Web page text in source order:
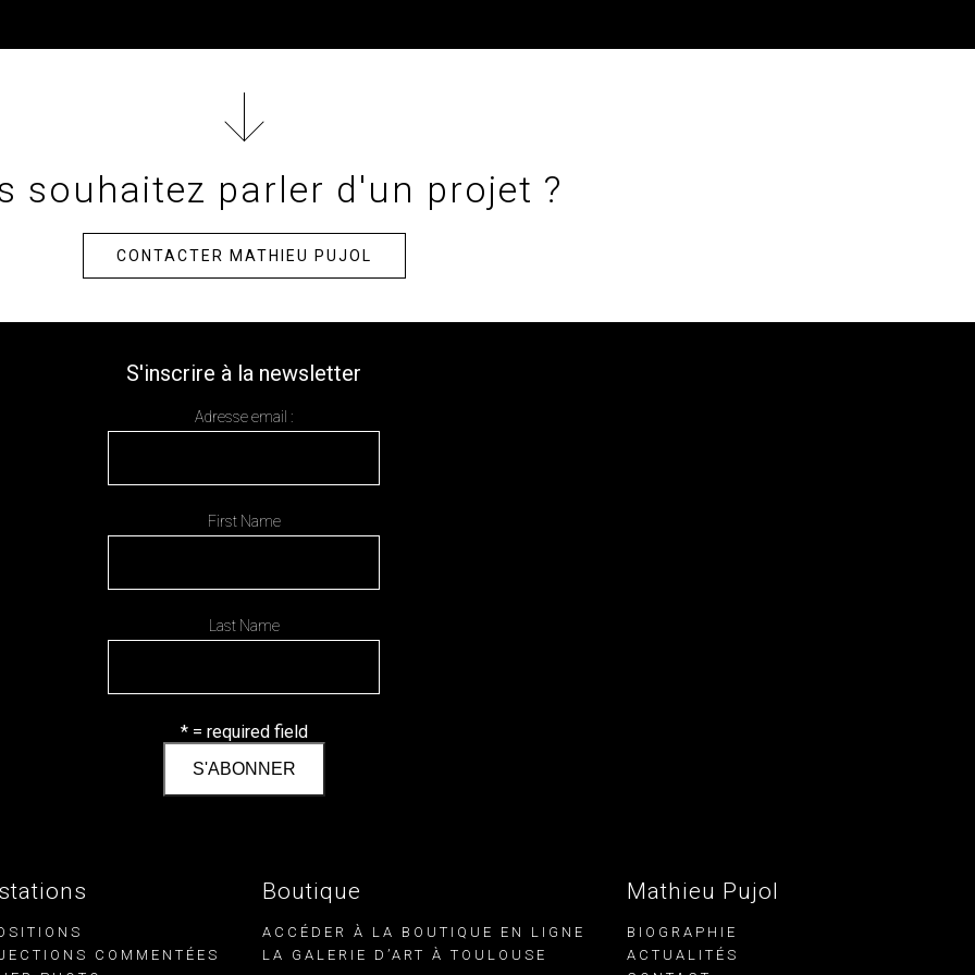
souhaitez parler d'un projet ?
CONTACTER MATHIEU PUJOL
S'inscrire à la newsletter
Adresse email :
First Name
Last Name
* = required field
COMMENTÉES
Boutique
ACCÉDER À LA BOUTIQUE EN LIGNE
LA GALERIE D’ART À TOULOUSE
Mathieu Pujol
BIOGRAPHIE
ACTUALITÉS